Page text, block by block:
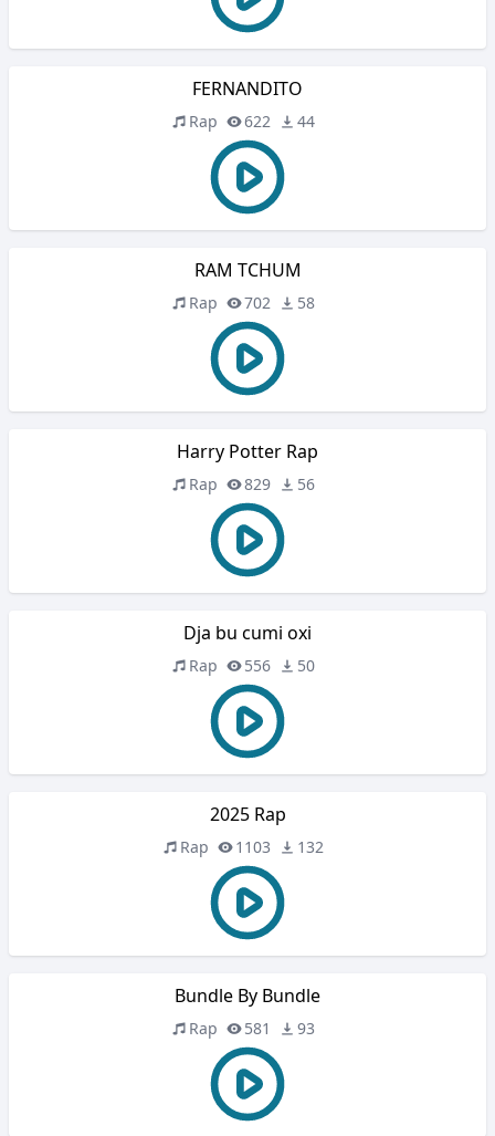
FERNANDITO
Rap 622 44
RAM TCHUM
Rap 702 58
Harry Potter Rap
Rap 829 56
Dja bu cumi oxi
Rap 556 50
2025 Rap
Rap 1103 132
Bundle By Bundle
Rap 581 93